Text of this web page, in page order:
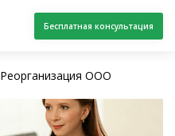
Бесплатная консультация
Реорганизация ООО